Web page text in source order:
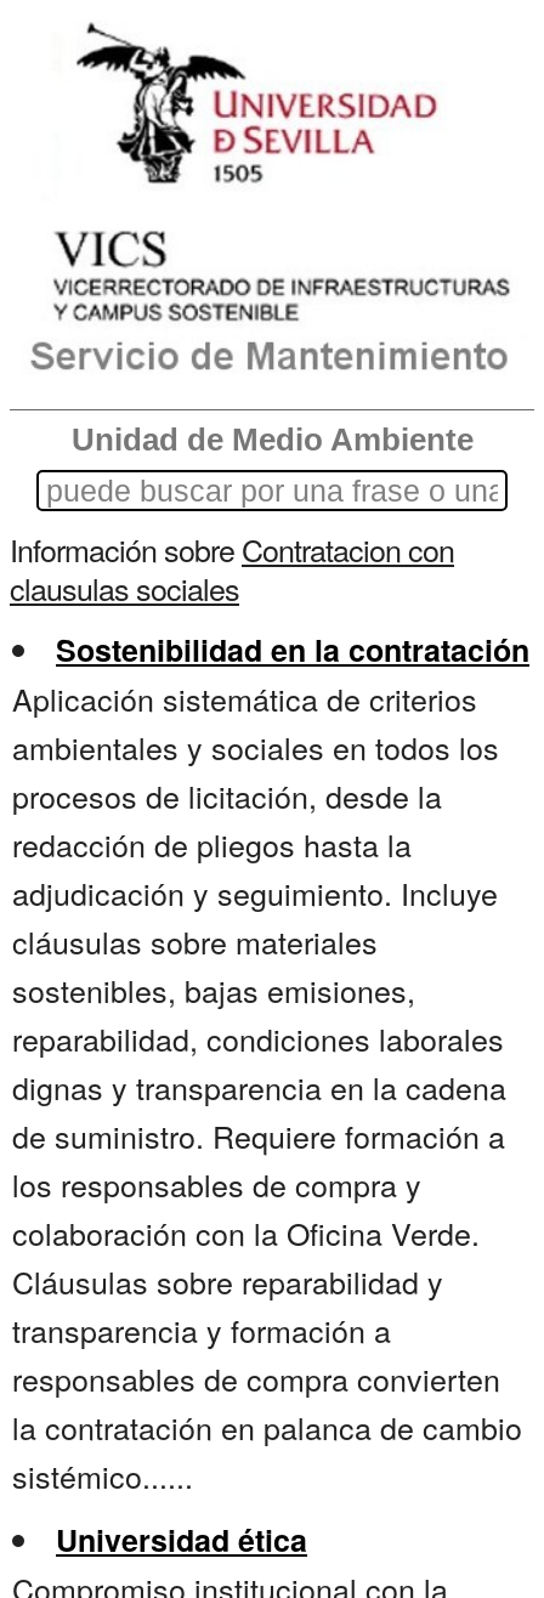
Unidad de Medio Ambiente
Información sobreContratacion con
clausulas sociales
Sostenibilidad en la contratación
Aplicación sistemática de criterios
ambientales y sociales en todos los
procesos de licitación, desde la
redacción de pliegos hasta la
adjudicación y seguimiento. Incluye
cláusulas sobre materiales
sostenibles, bajas emisiones,
reparabilidad, condiciones laborales
dignas y transparencia en la cadena
de suministro. Requiere formación a
los responsables de compra y
colaboración con la Oficina Verde.
Cláusulas sobre reparabilidad y
transparencia y formación a
responsables de compra convierten
la contratación en palanca de cambio
sistémico......
Universidad ética
Compromiso institucional con la